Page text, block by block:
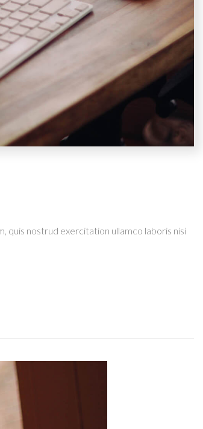
quis nostrud exercitation ullamco laboris nisi